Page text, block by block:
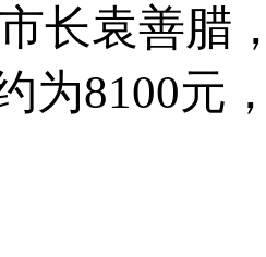
长袁善腊
为8100